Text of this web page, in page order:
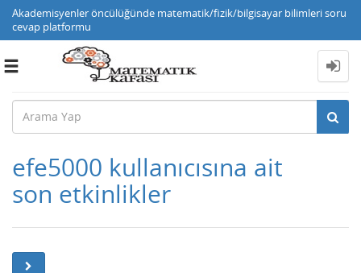
Akademisyenler öncülüğünde matematik/fizik/bilgisayar bilimleri soru
cevap platformu
Toggle
efe5000 kullanıcısına ait
son etkinlikler